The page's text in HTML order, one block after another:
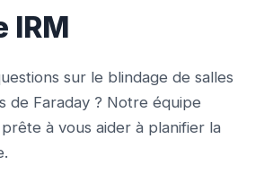
IRM
sur le blindage de salles
de Faraday ? Notre équipe
à vous aider à planifier la